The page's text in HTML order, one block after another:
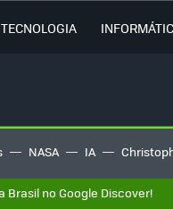
TECNOLOGIA
DO DIA
NASA IA
Brasil no Google Discover!